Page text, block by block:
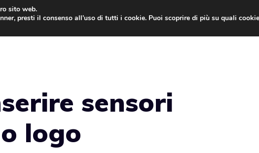
sensori
logo
sito web.
presti il consenso all’uso di tutti i cookie. Puoi scoprire di più su quali